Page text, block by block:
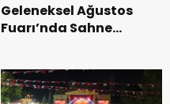
Geleneksel Ağustos
Fuarı’nda Sahne